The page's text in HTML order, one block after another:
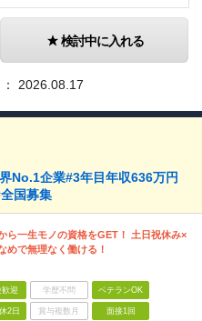
検討中に入れる
2026.08.17
No.1企業#3年目年収636万円
国募集
ら一生モノの資格をGET！ 土日祝休み×
めで無理なく働ける！
迎 学歴不問 ベテランOK
2日 賞与複数月 面接1回